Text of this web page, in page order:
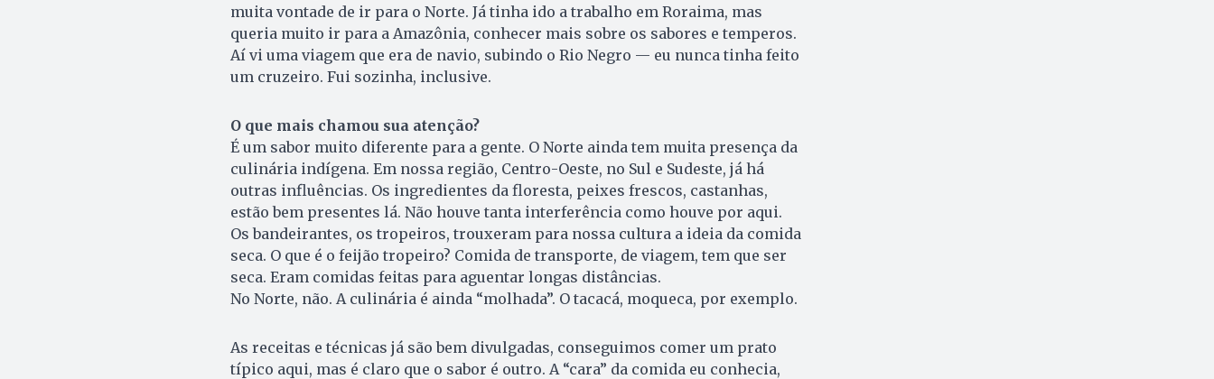
muita vontade de ir para o Norte. Já tinha ido a trabalho em Roraima, mas
queria muito ir para a Amazônia, conhecer mais sobre os sabores e temperos.
Aí vi uma viagem que era de navio, subindo o Rio Negro — eu nunca tinha feito
um cruzeiro. Fui sozinha, inclusive.
O que mais chamou sua atenção?
É um sabor muito diferente para a gente. O Norte ainda tem muita presença da
culinária indígena. Em nossa região, Centro-Oeste, no Sul e Sudeste, já há
outras influências. Os ingredientes da floresta, peixes frescos, castanhas,
estão bem presentes lá. Não houve tanta interferência como houve por aqui.
Os bandeirantes, os tropeiros, trouxeram para nossa cultura a ideia da comida
seca. O que é o feijão tropeiro? Comida de transporte, de viagem, tem que ser
seca. Eram comidas feitas para aguentar longas distâncias.
No Norte, não. A culinária é ainda “molhada”. O tacacá, moqueca, por exemplo.
As receitas e técnicas já são bem divulgadas, conseguimos comer um prato
típico aqui, mas é claro que o sabor é outro. A “cara” da comida eu conhecia,